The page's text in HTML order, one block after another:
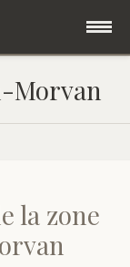
Morvan
la zone